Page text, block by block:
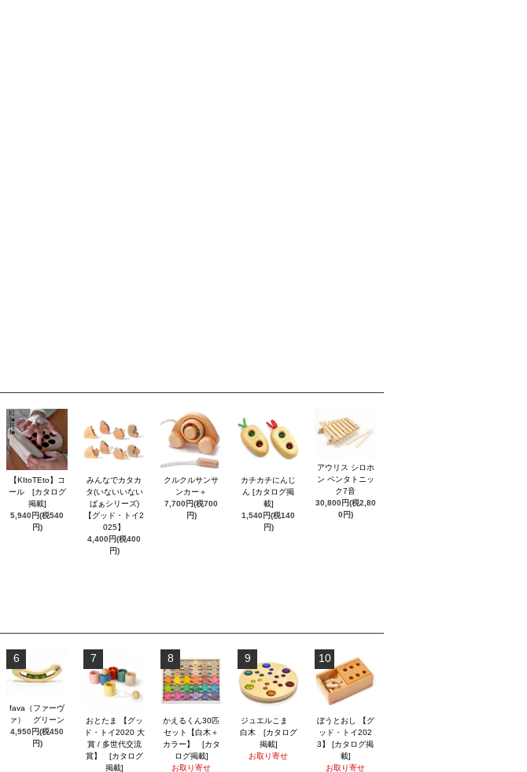
【KItoTEto】コ
ール [カタログ
掲載]
5,940円(税540
円)
みんなでカタカ
タ(いないいない
ばぁシリーズ)
【グッド・トイ2
025】
4,400円(税400
円)
クルクルサンサ
ンカー＋
7,700円(税700
円)
カチカチにんじ
ん [カタログ掲
載]
1,540円(税140
円)
アウリス シロホ
ン ペンタトニッ
ク7音
30,800円(税2,80
0円)
6
fava（ファーヴ
ァ） グリーン
4,950円(税450
円)
7
おとたま 【グッ
ド・トイ2020 大
賞 / 多世代交流
賞】 [カタログ
掲載]
8
かえるくん30匹
セット【白木＋
カラー】 [カタ
ログ掲載]
お取り寄せ
9
ジュエルこま
白木 [カタログ
掲載]
お取り寄せ
10
ぼうとおし 【グ
ッド・トイ202
3】 [カタログ掲
載]
お取り寄せ